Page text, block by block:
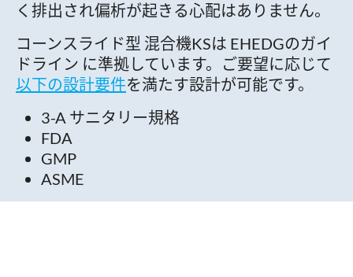
く排出され偏析が起きる心配はありません。
コーンスライド型 混合機KSは EHEDGのガイ
ドライン に準拠しています。ご要望に応じて
以下の設計要件を満たす設計が可能です。
3-A サニタリー規格
FDA
GMP
ASME